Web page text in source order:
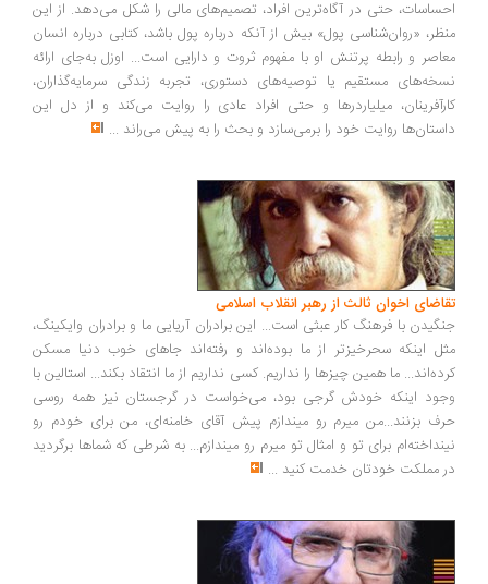
حتی در آگاه‌ترین افراد، تصمیم‌های مالی را شکل می‌دهد. از این
«روان‌شناسی پول» بیش از آنکه درباره پول باشد، کتابی درباره انسان
و رابطه پرتنش او با مفهوم ثروت و دارایی است... اوزل به‌جای ارائه
مستقیم یا توصیه‌های دستوری، تجربه زندگی سرمایه‌گذاران،
میلیاردرها و حتی افراد عادی را روایت می‌کند و از دل این
روایت خود را برمی‌سازد و بحث را به پیش می‌راند...
اخوان ثالث از رهبر انقلاب اسلامی
با فرهنگ کار عبثی است... این برادران آریایی ما و برادران وایکینگ،
اینکه سحرخیزتر از ما بوده‌اند و رفته‌اند جاهای خوب دنیا مسکن
ما همین چیزها را نداریم. کسی نداریم از ما انتقاد بکند... استالین با
اینکه خودش گرجی بود، می‌خواست در گرجستان نیز همه روسی
بزنند...من میرم رو میندازم پیش آقای خامنه‌ای، من برای خودم رو
برای تو و امثال تو میرم رو میندازم... به شرطی که شماها برگردید
مملکت خودتان خدمت کنید...